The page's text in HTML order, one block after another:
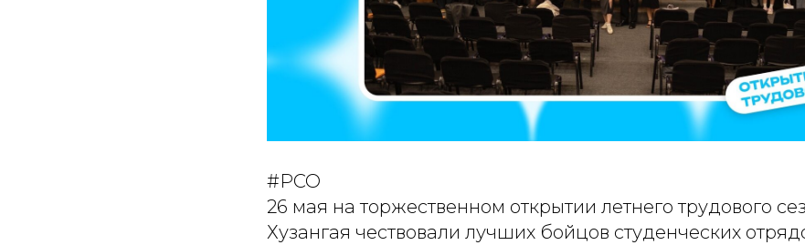
#РСО
26 мая на торжественном открытии летнего трудового
Хузангая чествовали лучших бойцов студенческих